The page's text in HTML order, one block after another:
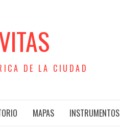
DE LA CIUDAD
MAPAS INSTRUMENTOS